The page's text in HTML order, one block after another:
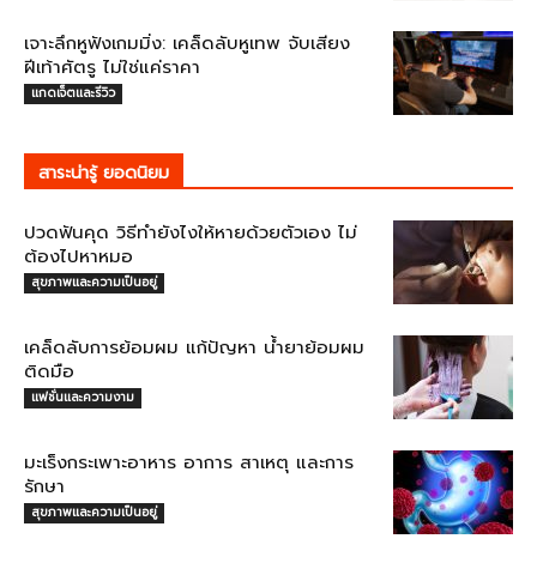
เจาะลึกหูฟังเกมมิ่ง: เคล็ดลับหูเทพ จับเสียง
ฝีเท้าศัตรู ไม่ใช่แค่ราคา
แกดเจ็ตและรีวิว
สาระน่ารู้ ยอดนิยม
ปวดฟันคุด วิธีทำยังไงให้หายด้วยตัวเอง ไม่
ต้องไปหาหมอ
สุขภาพและความเป็นอยู่
เคล็ดลับการย้อมผม แก้ปัญหา น้ำยาย้อมผม
ติดมือ
แฟชั่นและความงาม
มะเร็งกระเพาะอาหาร อาการ สาเหตุ และการ
รักษา
สุขภาพและความเป็นอยู่